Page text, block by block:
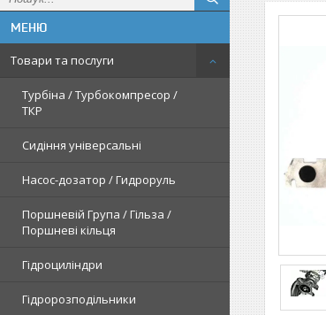
Товари та послуги
Турбіна / Турбокомпресор /
ТКР
Сидіння універсальні
Насос-дозатор / Гидроруль
Поршневій Група / Гільза /
Поршневі кільця
Гідроциліндри
Гідророзподільники